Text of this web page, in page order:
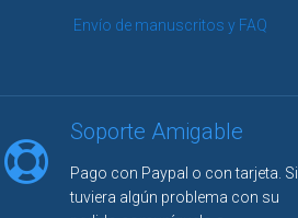
en el mundo del noveno arte."
Envío de manuscritos y FAQ
Soporte Amigable
Pago con Paypal o con tarjeta. Si
tuviera algún problema con su